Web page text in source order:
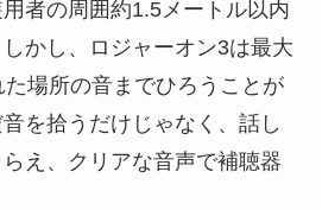
者の周囲約1.5メートル以内
かし、ロジャーオン3は最大
場所の音までひろうことが
を拾うだけじゃなく、話し
え、クリアな音声で補聴器